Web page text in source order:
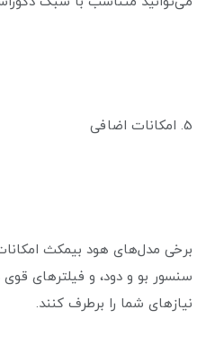
5. امکانات اضافی
برخی مدل‌های هود بیمکث
سنسور بو و دود، و فیلترهای قوی
نیازهای شما را برطرف کنند.